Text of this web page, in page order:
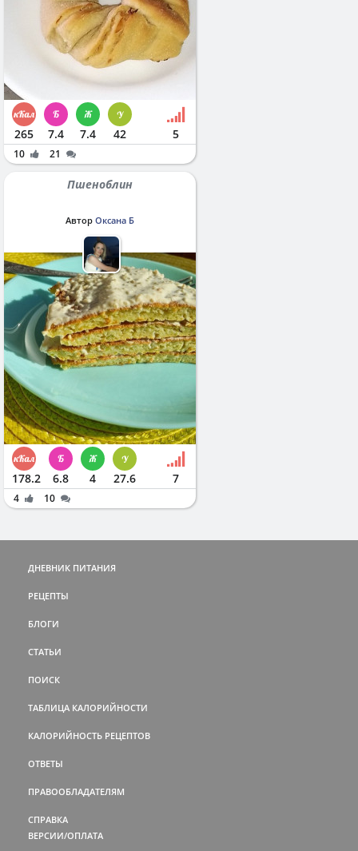
265 7.4 7.4 42 5
10 21
Пшеноблин
Автор Оксана Б
178.2 6.8 4 27.6 7
4 10
ДНЕВНИК ПИТАНИЯ
РЕЦЕПТЫ
БЛОГИ
СТАТЬИ
ПОИСК
ТАБЛИЦА КАЛОРИЙНОСТИ
КАЛОРИЙНОСТЬ РЕЦЕПТОВ
ОТВЕТЫ
ПРАВООБЛАДАТЕЛЯМ
СПРАВКА
ВЕРСИИ/ОПЛАТА